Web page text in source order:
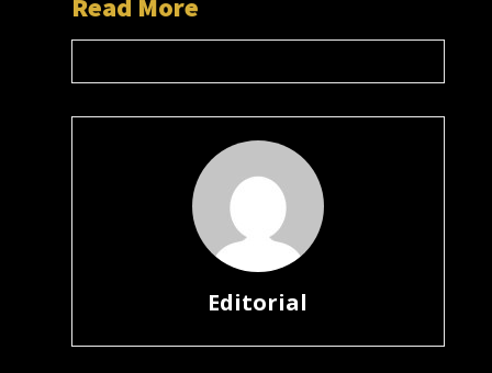
Read More
Editorial